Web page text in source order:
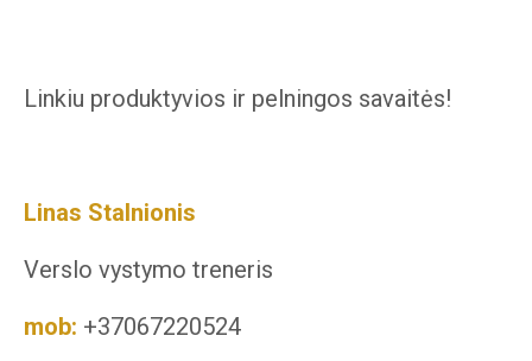
Linkiu produktyvios ir pelningos savaitės!
Linas Stalnionis
Verslo vystymo treneris
mob: +37067220524